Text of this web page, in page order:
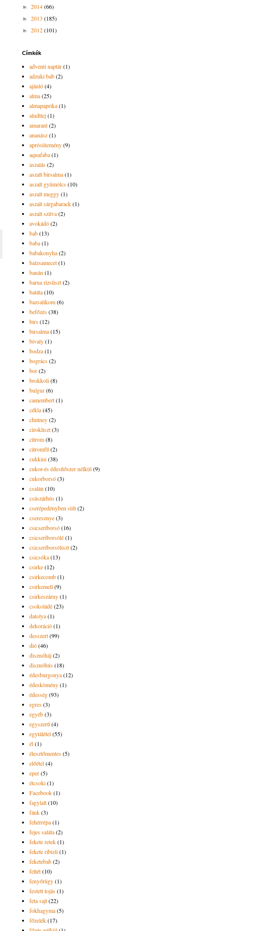
► 2014(66)
► 2013 (185)
► 2012(101)
Címkék
adventi naptár(1)
adzuki bab(2)
ajánló(4)
alma(25)
almapaprika(1)
aludttej(1)
amarant(2)
ananász(1)
aprósütemény(9)
aquafaba(1)
aszalás(2)
aszalt birsalma(1)
aszalt gyümölcs(10)
aszalt meggy(1)
aszalt sárgabarack(1)
aszalt szilva(2)
avokádó(2)
bab(13)
baba(1)
babakonyha(2)
balzsamecet(1)
banán(1)
barna rizsliszt(2)
batáta(10)
bazsalikom(6)
befőzés(38)
birs(12)
birsalma(15)
bivaly(1)
bodza(1)
bogrács(2)
bor(2)
brokkoli(8)
bulgur(6)
camembert(1)
cékla(45)
chutney(2)
cirokliszt(3)
citrom(8)
citromfű(2)
cukkini(38)
cukor-és édesítőszer nélkül(9)
cukorborsó(3)
csalán(10)
császárhús(1)
cserépedényben sült(2)
cseresznye(3)
csicseriborsó(16)
csicseriborsólé(1)
csicseriborsóliszt(2)
csicsóka(13)
csirke(12)
csirkecomb(1)
csirkemell(9)
csirkeszárny(1)
csokoládé(23)
datolya(1)
dekoráció(1)
desszert(99)
dió(46)
disznóháj(2)
disznóhús(18)
édesburgonya(12)
édeskömény(1)
édesség(93)
egres(3)
egyéb(3)
egyszerű(4)
egytálétel(55)
él(1)
élesztőmentes(5)
előétel(4)
eper(5)
étcsoki(1)
Facebook(1)
fagylalt(10)
fánk(3)
fehérrépa(1)
fejes saláta(2)
fekete retek(1)
fekete ribizli(1)
feketebab(2)
feltét(10)
fenyőrügy(1)
festett tojás(1)
feta sajt(22)
fokhagyma(5)
főzelék(17)